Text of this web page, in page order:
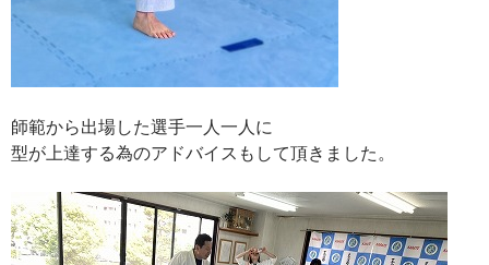
師範から出場した選手一人一人に
型が上達する為のアドバイスもして頂きました。